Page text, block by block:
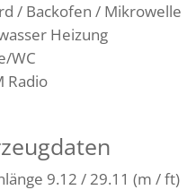
/ Backofen / Mikrowelle
Heizung
WC
Radio
9.12 / 29.11 (m / ft)